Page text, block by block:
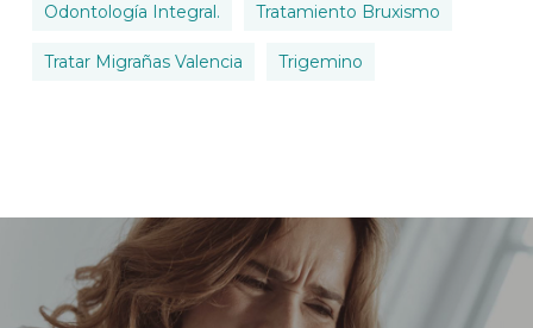
Odontología Integral. Tratamiento Bruxismo
Tratar Migrañas Valencia Trigemino